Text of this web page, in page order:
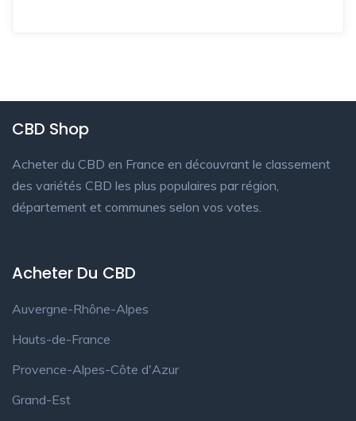
CBD Shop
Acheter du CBD en France en découvrant le classement
des variétés CBD les plus populaires par région,
département et communes selon vos votes.
Acheter Du CBD
Auvergne-Rhône-Alpes
Hauts-de-France
Provence-Alpes-Côte d'Azur
Grand-Est